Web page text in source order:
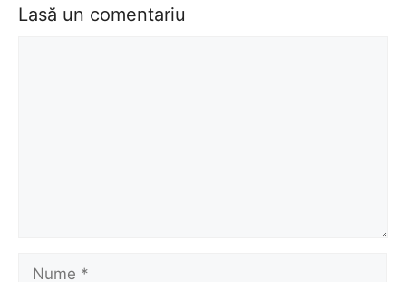
Lasă un comentariu